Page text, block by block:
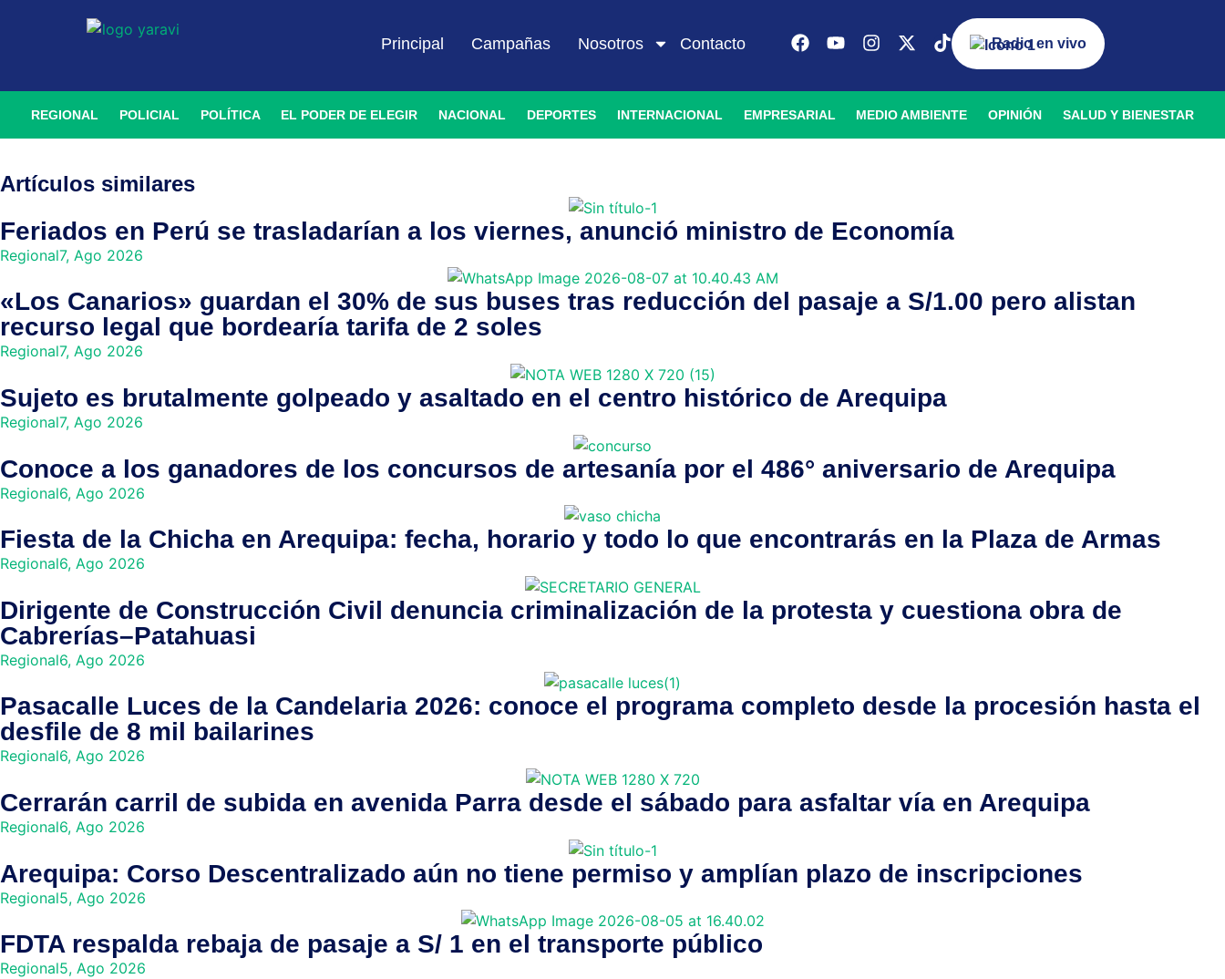
Principal Campañas Nosotros Contacto Radio en vivo
REGIONAL POLICIAL POLÍTICA EL PODER DE ELEGIR NACIONAL DEPORTES INTERNACIONAL EMPRESARIAL MEDIO AMBIENTE OPINIÓN SALUD Y BIENESTAR
Artículos similares
Feriados en Perú se trasladarían a los viernes, anunció ministro de Economía
Regional7, Ago 2026
«Los Canarios» guardan el 30% de sus buses tras reducción del pasaje a S/1.00 pero alistan
recurso legal que bordearía tarifa de 2 soles
Regional7, Ago 2026
Sujeto es brutalmente golpeado y asaltado en el centro histórico de Arequipa
Regional7, Ago 2026
Conoce a los ganadores de los concursos de artesanía por el 486° aniversario de Arequipa
Regional6, Ago 2026
Fiesta de la Chicha en Arequipa: fecha, horario y todo lo que encontrarás en la Plaza de Armas
Regional6, Ago 2026
Dirigente de Construcción Civil denuncia criminalización de la protesta y cuestiona obra de
Cabrerías–Patahuasi
Regional6, Ago 2026
Pasacalle Luces de la Candelaria 2026: conoce el programa completo desde la procesión hasta el
desfile de 8 mil bailarines
Regional6, Ago 2026
Cerrarán carril de subida en avenida Parra desde el sábado para asfaltar vía en Arequipa
Regional6, Ago 2026
Arequipa: Corso Descentralizado aún no tiene permiso y amplían plazo de inscripciones
Regional5, Ago 2026
FDTA respalda rebaja de pasaje a S/ 1 en el transporte público
Regional5, Ago 2026